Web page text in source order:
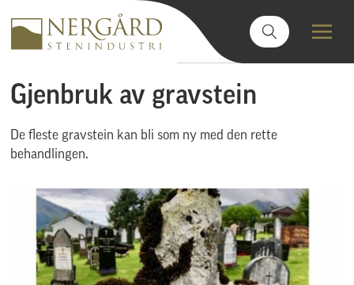
Gjenbruk av gravstein
De fleste gravstein kan bli som ny med den rette
behandlingen.